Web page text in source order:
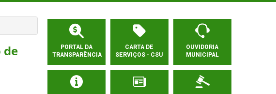
de
PORTAL DA
TRANSPARÊNCIA
CARTA DE
SERVIÇOS - CSU
OUVIDORIA
MUNICIPAL